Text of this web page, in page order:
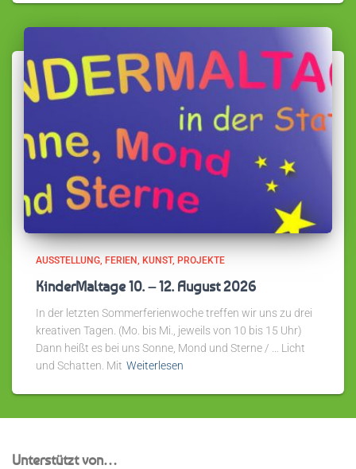
AUSSTELLUNG FERIEN KUNST PROJEKTE
KinderMaltage 10. – 12. August 2026
In der letzten Sommerferienwoche treffen wir uns zu drei
kreativen Tagen. (Mo. bis Mi., jeweils von 10 bis 15 Uhr)
Dann heißt es bei uns Sonne, Mond und Sterne / … Licht
und Schatten. Mit Weiterlesen
Unterstützt von…